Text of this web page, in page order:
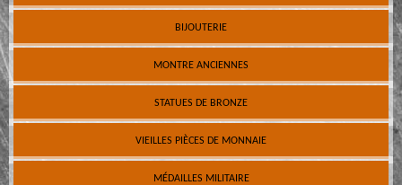
BIJOUTERIE
MONTRE ANCIENNES
STATUES DE BRONZE
VIEILLES PIÈCES DE MONNAIE
MÉDAILLES MILITAIRE